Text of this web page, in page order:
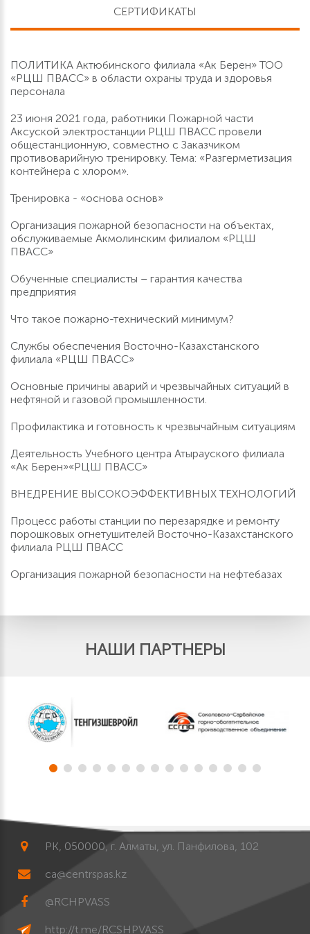
СЕРТИФИКАТЫ
ПОЛИТИКА Актюбинского филиала «Ак Берен» ТОО
«РЦШ ПВАСС» в области охраны труда и здоровья
персонала
23 июня 2021 года, работники Пожарной части
Аксуской электростанции РЦШ ПВАСС провели
общестанционную, совместно с Заказчиком
противоварийную тренировку. Тема: «Разгерметизация
контейнера с хлором».
Тренировка - «основа основ»
Организация пожарной безопасности на объектах,
обслуживаемые Акмолинским филиалом «РЦШ
ПВАСС»
Обученные специалисты – гарантия качества
предприятия
Что такое пожарно-технический минимум?
Службы обеспечения Восточно-Казахстанского
филиала «РЦШ ПВАСС»
Основные причины аварий и чрезвычайных ситуаций в
нефтяной и газовой промышленности.
Профилактика и готовность к чрезвычайным ситуациям
Деятельность Учебного центра Атырауского филиала
«Ак Берен»«РЦШ ПВАСС»
ВНЕДРЕНИЕ ВЫСОКОЭФФЕКТИВНЫХ ТЕХНОЛОГИЙ
Процесс работы станции по перезарядке и ремонту
порошковых огнетушителей Восточно-Казахстанского
филиала РЦШ ПВАСС
Организация пожарной безопасности на нефтебазах
НАШИ ПАРТНЕРЫ
РК, 050000, г. Алматы, ул. Панфилова, 102
ca@centrspas.kz
@RCHPVASS
http://t.me/RCSHPVASS